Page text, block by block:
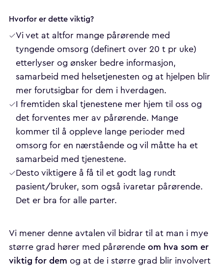
Hvorfor er dette viktig?
Vi vet at altfor mange pårørende med
tyngende omsorg (definert over 20 t pr uke)
etterlyser og ønsker bedre informasjon,
samarbeid med helsetjenesten og at hjelpen blir
mer forutsigbar for dem i hverdagen.
I fremtiden skal tjenestene mer hjem til oss og
det forventes mer av pårørende. Mange
kommer til å oppleve lange perioder med
omsorg for en nærstående og vil måtte ha et
samarbeid med tjenestene.
Desto viktigere å få til et godt lag rundt
pasient/bruker, som også ivaretar pårørende.
Det er bra for alle parter.
Vi mener denne avtalen vil bidrar til at man i mye
større grad hører med pårørende om hva som er
viktig for dem og at de i større grad blir involvert